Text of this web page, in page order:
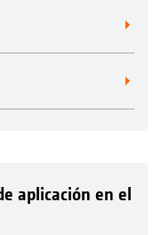
aplicación en el